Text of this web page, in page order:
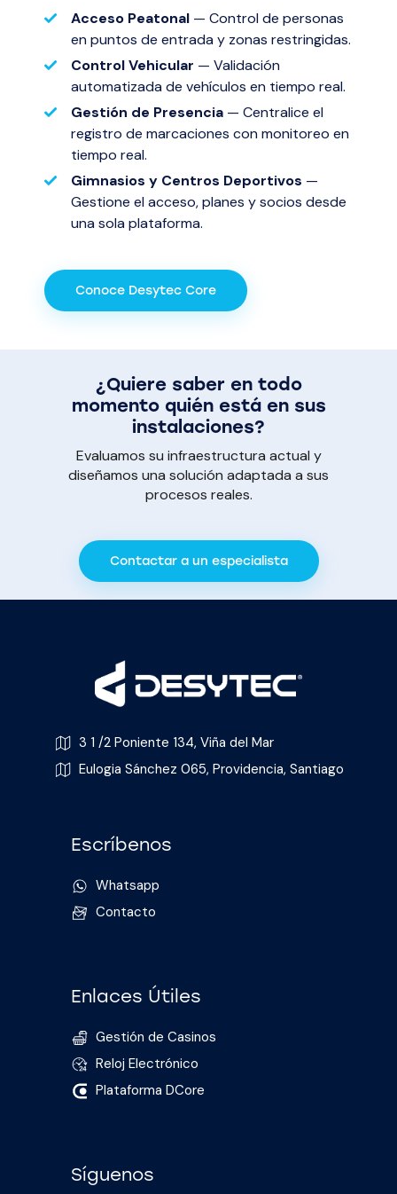
Acceso Peatonal — Control de personas
en puntos de entrada y zonas restringidas.
Control Vehicular — Validación
automatizada de vehículos en tiempo real.
Gestión de Presencia — Centralice el
registro de marcaciones con monitoreo en
tiempo real.
Gimnasios y Centros Deportivos —
Gestione el acceso, planes y socios desde
una sola plataforma.
Conoce Desytec Core
¿Quiere saber en todo
momento quién está en sus
instalaciones?
Evaluamos su infraestructura actual y
diseñamos una solución adaptada a sus
procesos reales.
Contactar a un especialista
3 1 /2 Poniente 134, Viña del Mar
Eulogia Sánchez 065, Providencia, Santiago
Escríbenos
Whatsapp
Contacto
Enlaces Útiles
Gestión de Casinos
Reloj Electrónico
Plataforma DCore
Síguenos